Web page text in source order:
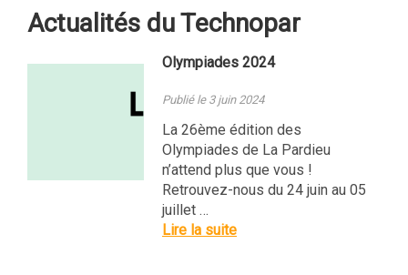
Actualités du Technopar
Olympiades 2024
Publié le 3 juin 2024
La 26ème édition des
Olympiades de La Pardieu
n’attend plus que vous !
Retrouvez-nous du 24 juin au 05
juillet …
Lire la suite